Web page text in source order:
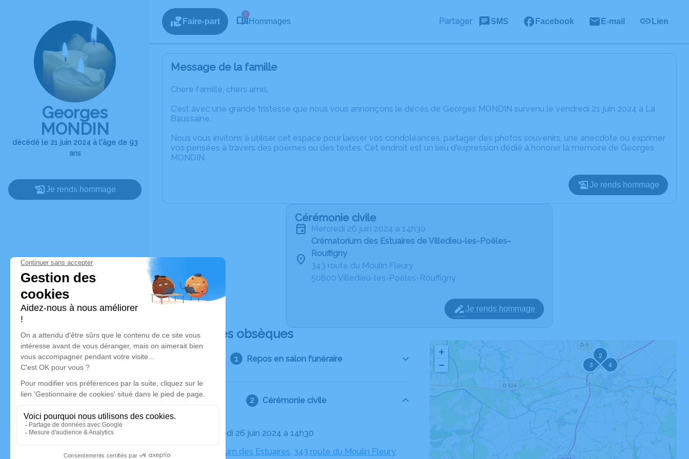
Georges
MONDIN
décédé le 21 juin 2024 à l'âge de 93
ans
Je rends hommage
Faire-part
3
Hommages Partager SMS Facebook E-mail Lien
Message de la famille
Chère famille, chers amis,
C’est avec une grande tristesse que nous vous annonçons le décès de Georges MONDIN survenu le vendredi 21 juin 2024 à La
Baussaine.
Nous vous invitons à utiliser cet espace pour laisser vos condoléances, partager des photos souvenirs, une anecdote ou exprimer
vos pensées à travers des poèmes ou des textes. Cet endroit est un lieu d'expression dédié à honorer la mémoire de Georges
MONDIN.
Je rends hommage
Cérémonie civile
mercredi 26 juin 2024 à 14h30
Crématorium des Estuaires de Villedieu-les-Poêles-
Rouffigny
343 route du Moulin Fleury
50800 Villedieu-les-Poêles-Rouffigny
Je rends hommage
Déroulé des obsèques
Repos en salon funéraire
Cérémonie civile
Le mercredi 26 juin 2024 à 14h30
Crématorium des Estuaires, 343 route du Moulin Fleury,
2
3
4
+
−